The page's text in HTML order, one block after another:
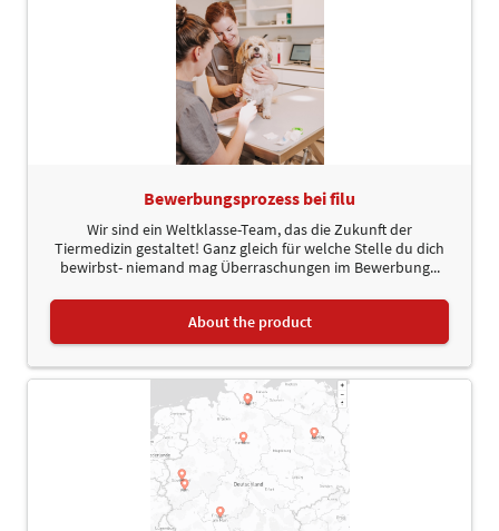
Bewerbungsprozess bei filu
Wir sind ein Weltklasse-Team, das die Zukunft der
Tiermedizin gestaltet! Ganz gleich für welche Stelle du dich
bewirbst- niemand mag Überraschungen im Bewerbung...
About the product